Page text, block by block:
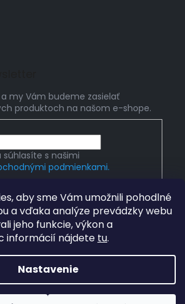
aby sme Vám umožnili pohodlné
a vďaka analýze prevádzky webu
jeho funkcie, výkon a
informácií nájdete tu.
Nastavenie
my Vám budeme zasielať
produktoch na našom e-shope.
s našimi
podmienkami.
. Všetky práva vyhradené.
nastavenie cookies
a na Shoptet implementoval
Hlad&techka s.r.o.